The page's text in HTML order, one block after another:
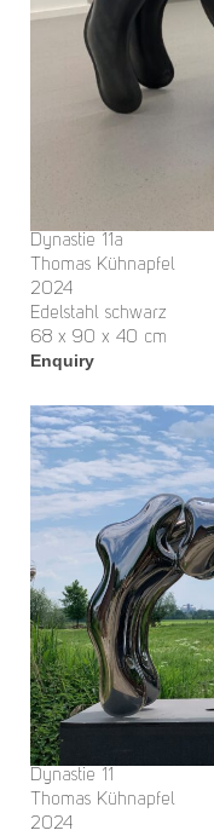
Dynastie 11a
Thomas Kühnapfel
2024
Edelstahl schwarz
68 x 90 x 40 cm
Enquiry
Dynastie 11
Thomas Kühnapfel
2024